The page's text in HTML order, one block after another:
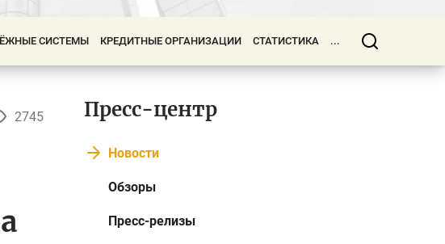
СИСТЕМЫ КРЕДИТНЫЕ ОРГАНИЗАЦИИ СТАТИСТИКА ...
2745 Пресс-центр
Новости
Обзоры
Пресс-релизы